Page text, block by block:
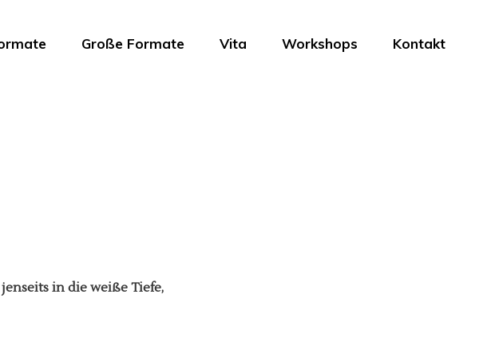
Große Formate Vita Workshops Kontakt
in die weiße Tiefe,